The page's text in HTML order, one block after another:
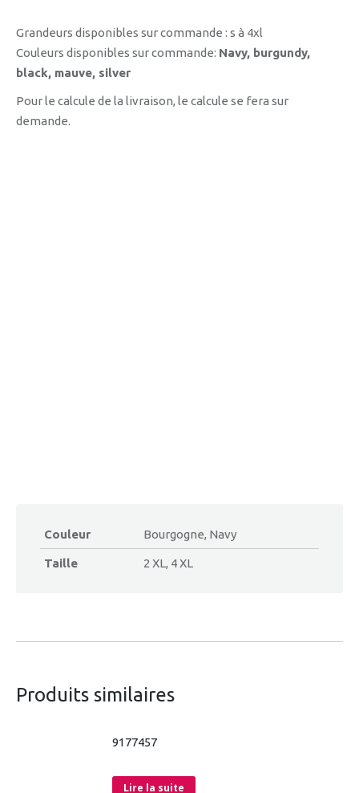
Grandeurs disponibles sur commande : s à 4xl
Couleurs disponibles sur commande: Navy, burgundy,
black, mauve, silver
Pour le calcule de la livraison, le calcule se fera sur
demande.
Couleur Bourgogne, Navy
Taille 2 XL, 4 XL
Produits similaires
9177457
Lire la suite